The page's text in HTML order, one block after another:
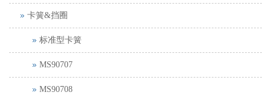
卡簧&挡圈
标准型卡簧
MS90707
MS90708